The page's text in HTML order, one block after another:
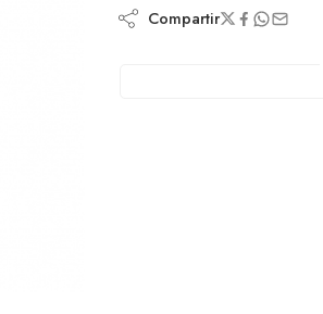
Compartir